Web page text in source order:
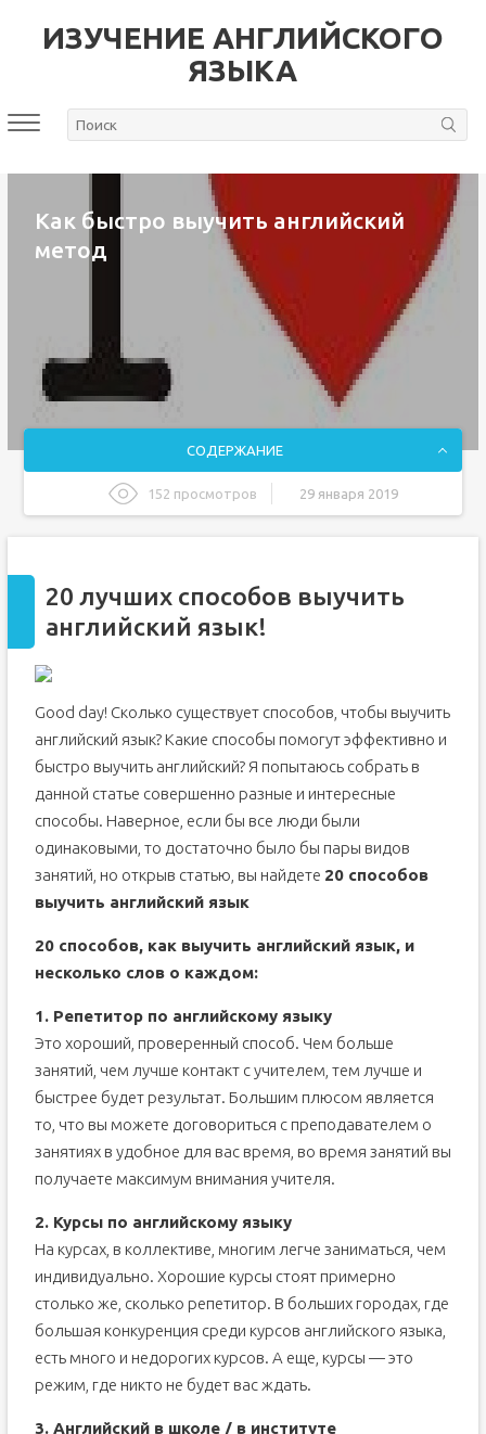
ИЗУЧЕНИЕ АНГЛИЙСКОГО
ЯЗЫКА
Как быстро выучить английский
метод
СОДЕРЖАНИЕ
152 просмотров 29 января 2019
2 основных способа в обучении
Как лучше построить процесс изучения
Топ-5 видео и аудиокурсов, которые помогут быстро
игровые сайты:
Полезное видео: Как быстро и реально выучить
английский с нуля
6 способов выучить английский быстро
1. Учитесь онлайн
3. Занимайтесь с преподавателем
5. Делайте домашние задания
6. Не учите лишнего
20 лучших способов выучить
английский язык!
Good day! Сколько существует способов, чтобы выучить
английский язык? Какие способы помогут эффективно и
быстро выучить английский? Я попытаюсь собрать в
данной статье совершенно разные и интересные
способы. Наверное, если бы все люди были
одинаковыми, то достаточно было бы пары видов
занятий, но открыв статью, вы найдете 20 способов
выучить английский язык
20 способов, как выучить английский язык, и
несколько слов о каждом:
1. Репетитор по английскому языку
Это хороший, проверенный способ. Чем больше
занятий, чем лучше контакт с учителем, тем лучше и
быстрее будет результат. Большим плюсом является
то, что вы можете договориться с преподавателем о
занятиях в удобное для вас время, во время занятий вы
получаете максимум внимания учителя.
2. Курсы по английскому языку
На курсах, в коллективе, многим легче заниматься, чем
индивидуально. Хорошие курсы стоят примерно
столько же, сколько репетитор. В больших городах, где
большая конкуренция среди курсов английского языка,
есть много и недорогих курсов. А еще, курсы — это
режим, где никто не будет вас ждать.
3. Английский в школе / в институте